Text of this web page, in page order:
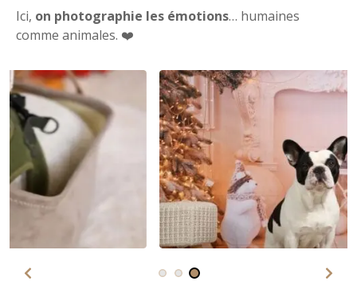
Ici, on photographie les émotions… humaines
comme animales. ❤️